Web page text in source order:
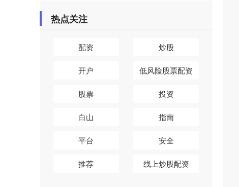
热点关注
配资 炒股
开户 低风险股票配资
股票 投资
白山 指南
平台 安全
推荐 线上炒股配资